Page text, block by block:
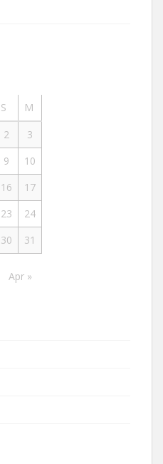
S
M
2
3
9
10
16
17
23
24
30 31
Apr »